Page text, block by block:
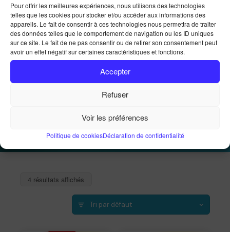
Pour offrir les meilleures expériences, nous utilisons des technologies
telles que les cookies pour stocker et/ou accéder aux informations des
appareils. Le fait de consentir à ces technologies nous permettra de traiter
des données telles que le comportement de navigation ou les ID uniques
sur ce site. Le fait de ne pas consentir ou de retirer son consentement peut
avoir un effet négatif sur certaines caractéristiques et fonctions.
Accepter
Refuser
Voir les préférences
Politique de cookiesDéclaration de confidentialité
Basé à La Réunion · 974
Bureautique Reunion Ei
Intégrateur de solutions d'impression Bureautique et
DTF à la Réunion
Imprimantes Imprimantes DTF OtterPro
4 résultats affichés